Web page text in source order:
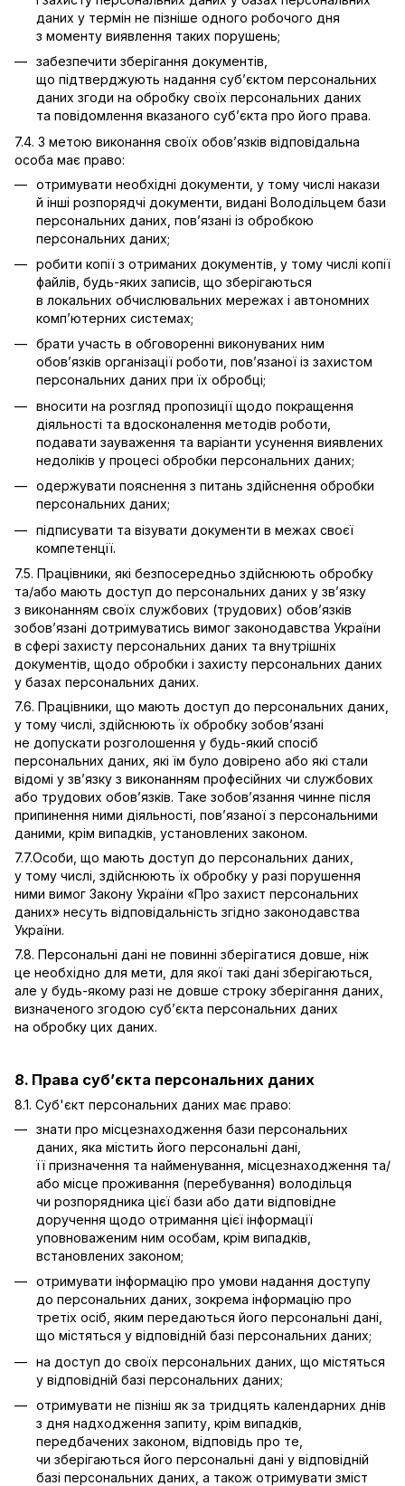
даних у термін не пізніше одного робочого дня
з моменту виявлення таких порушень;
забезпечити зберігання документів,
що підтверджують надання суб’єктом персональних
даних згоди на обробку своїх персональних даних
та повідомлення вказаного суб’єкта про його права.
7.4. З метою виконання своїх обов’язків відповідальна
особа має право:
отримувати необхідні документи, у тому числі накази
й інші розпорядчі документи, видані Володільцем бази
персональних даних, пов’язані із обробкою
персональних даних;
робити копії з отриманих документів, у тому числі копії
файлів, будь-яких записів, що зберігаються
в локальних обчислювальних мережах і автономних
комп’ютерних системах;
брати участь в обговоренні виконуваних ним
обов’язків організації роботи, пов’язаної із захистом
персональних даних при їх обробці;
вносити на розгляд пропозиції щодо покращення
діяльності та вдосконалення методів роботи,
подавати зауваження та варіанти усунення виявлених
недоліків у процесі обробки персональних даних;
одержувати пояснення з питань здійснення обробки
персональних даних;
підписувати та візувати документи в межах своєї
компетенції.
7.5. Працівники, які безпосередньо здійснюють обробку
та/або мають доступ до персональних даних у зв’язку
з виконанням своїх службових (трудових) обов’язків
зобов’язані дотримуватись вимог законодавства України
в сфері захисту персональних даних та внутрішніх
документів, щодо обробки і захисту персональних даних
у базах персональних даних.
7.6. Працівники, що мають доступ до персональних даних,
у тому числі, здійснюють їх обробку зобов’язані
не допускати розголошення у будь-який спосіб
персональних даних, які їм було довірено або які стали
відомі у зв’язку з виконанням професійних чи службових
або трудових обов’язків. Таке зобов’язання чинне після
припинення ними діяльності, пов’язаної з персональними
даними, крім випадків, установлених законом.
7.7.Особи, що мають доступ до персональних даних,
у тому числі, здійснюють їх обробку у разі порушення
ними вимог Закону України «Про захист персональних
даних» несуть відповідальність згідно законодавства
України.
7.8. Персональні дані не повинні зберігатися довше, ніж
це необхідно для мети, для якої такі дані зберігаються,
але у будь-якому разі не довше строку зберігання даних,
визначеного згодою суб’єкта персональних даних
на обробку цих даних.
8. Права суб’єкта персональних даних
8.1. Суб'єкт персональних даних має право:
знати про місцезнаходження бази персональних
даних, яка містить його персональні дані,
її призначення та найменування, місцезнаходження та/
або місце проживання (перебування) володільця
чи розпорядника цієї бази або дати відповідне
доручення щодо отримання цієї інформації
уповноваженим ним особам, крім випадків,
встановлених законом;
отримувати інформацію про умови надання доступу
до персональних даних, зокрема інформацію про
третіх осіб, яким передаються його персональні дані,
що містяться у відповідній базі персональних даних;
на доступ до своїх персональних даних, що містяться
у відповідній базі персональних даних;
отримувати не пізніш як за тридцять календарних днів
з дня надходження запиту, крім випадків,
передбачених законом, відповідь про те,
чи зберігаються його персональні дані у відповідній
базі персональних даних, а також отримувати зміст